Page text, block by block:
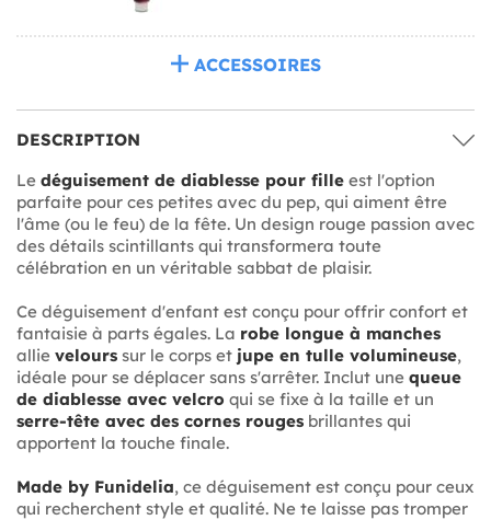
ACCESSOIRES
DESCRIPTION
Le déguisement de diablesse pour fille est l'option
parfaite pour ces petites avec du pep, qui aiment être
l'âme (ou le feu) de la fête. Un design rouge passion avec
des détails scintillants qui transformera toute
célébration en un véritable sabbat de plaisir.
Ce déguisement d'enfant est conçu pour offrir confort et
fantaisie à parts égales. La robe longue à manches
allie velours sur le corps et jupe en tulle volumineuse,
idéale pour se déplacer sans s'arrêter. Inclut une queue
de diablesse avec velcro qui se fixe à la taille et un
serre-tête avec des cornes rouges brillantes qui
apportent la touche finale.
Made by Funidelia, ce déguisement est conçu pour ceux
qui recherchent style et qualité. Ne te laisse pas tromper